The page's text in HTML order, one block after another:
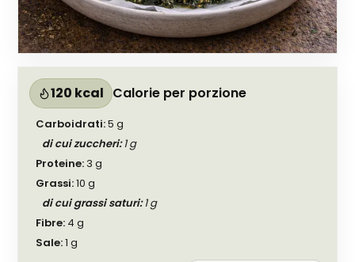
120 kcal Calorie per porzione
Carboidrati:5 g
di cui zuccheri:1g
Proteine: 3 g
Grassi:10 g
di cui grassi saturi:1g
Fibre: 4 g
Sale:1 g